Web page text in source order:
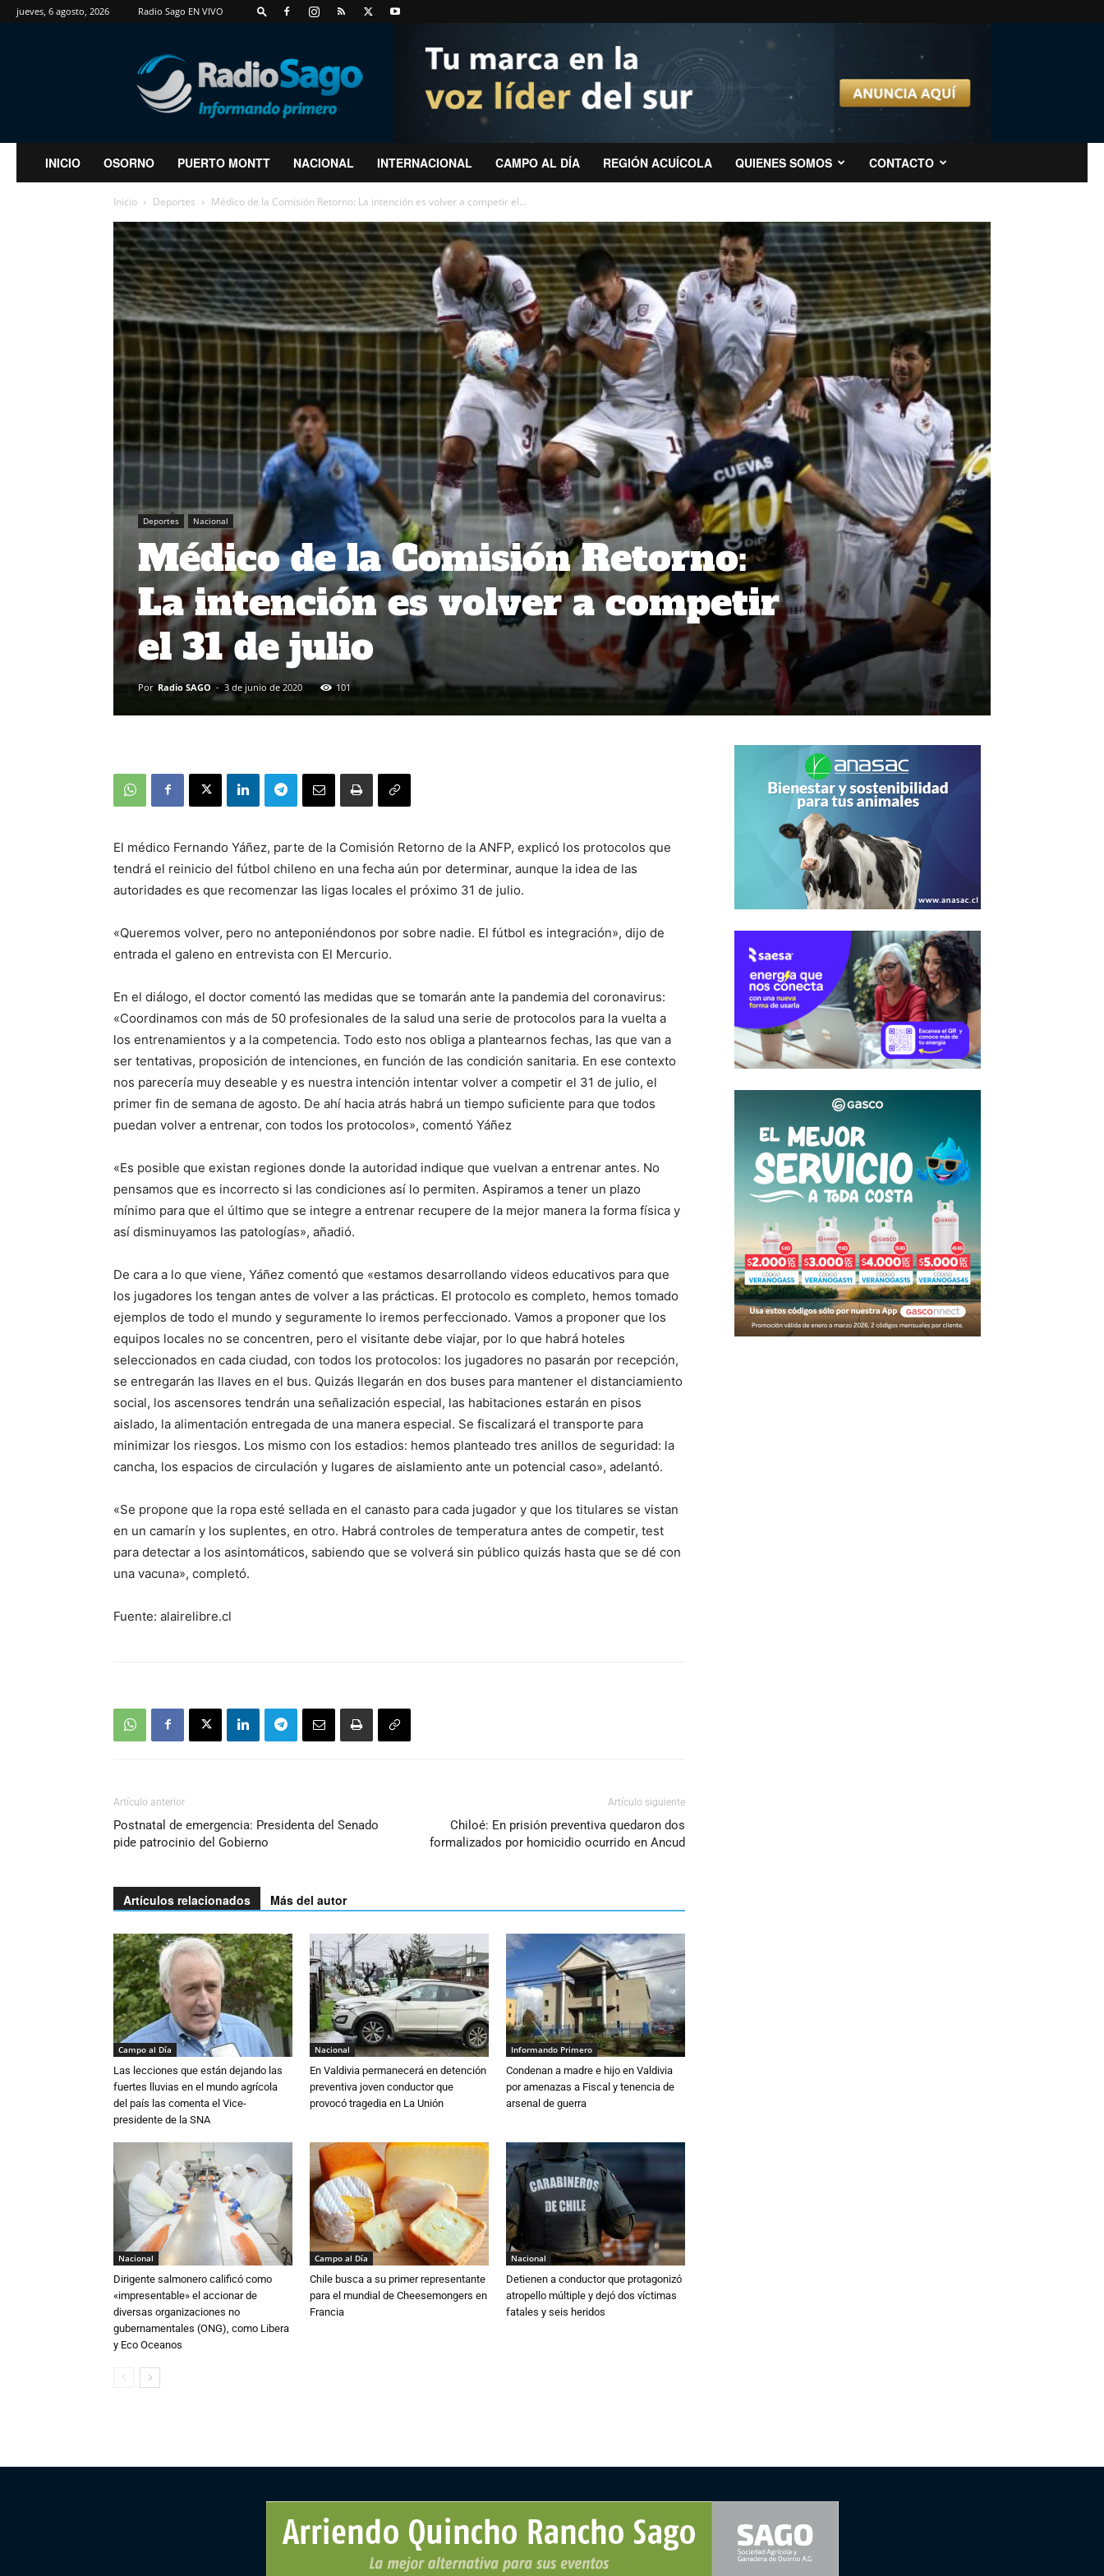
jueves, 6 agosto, 2026 Radio Sago EN VIVO
RadioSago
INICIO OSORNO PUERTO MONTT NACIONAL INTERNACIONAL CAMPO AL DÍA REGIÓN ACUÍCOLA QUIENES SOMOS CONTACTO
Inicio Deportes Médico de la Comisión Retorno: La intención es volver a competir el...
Deportes Nacional
Médico de la Comisión Retorno:
La intención es volver a competir
el 31 de julio
Por Radio SAGO - 3 de junio de 2020 101
El médico Fernando Yáñez, parte de la Comisión Retorno de la ANFP, explicó los protocolos que
tendrá el reinicio del fútbol chileno en una fecha aún por determinar, aunque la idea de las
autoridades es que recomenzar las ligas locales el próximo 31 de julio.
«Queremos volver, pero no anteponiéndonos por sobre nadie. El fútbol es integración», dijo de
entrada el galeno en entrevista con El Mercurio.
En el diálogo, el doctor comentó las medidas que se tomarán ante la pandemia del coronavirus:
«Coordinamos con más de 50 profesionales de la salud una serie de protocolos para la vuelta a
los entrenamientos y a la competencia. Todo esto nos obliga a plantearnos fechas, las que van a
ser tentativas, proposición de intenciones, en función de las condición sanitaria. En ese contexto
nos parecería muy deseable y es nuestra intención intentar volver a competir el 31 de julio, el
primer fin de semana de agosto. De ahí hacia atrás habrá un tiempo suficiente para que todos
puedan volver a entrenar, con todos los protocolos», comentó Yáñez
«Es posible que existan regiones donde la autoridad indique que vuelvan a entrenar antes. No
pensamos que es incorrecto si las condiciones así lo permiten. Aspiramos a tener un plazo
mínimo para que el último que se integre a entrenar recupere de la mejor manera la forma física y
así disminuyamos las patologías», añadió.
De cara a lo que viene, Yáñez comentó que «estamos desarrollando videos educativos para que
los jugadores los tengan antes de volver a las prácticas. El protocolo es completo, hemos tomado
ejemplos de todo el mundo y seguramente lo iremos perfeccionado. Vamos a proponer que los
equipos locales no se concentren, pero el visitante debe viajar, por lo que habrá hoteles
seleccionados en cada ciudad, con todos los protocolos: los jugadores no pasarán por recepción,
se entregarán las llaves en el bus. Quizás llegarán en dos buses para mantener el distanciamiento
social, los ascensores tendrán una señalización especial, las habitaciones estarán en pisos
aislado, la alimentación entregada de una manera especial. Se fiscalizará el transporte para
minimizar los riesgos. Los mismo con los estadios: hemos planteado tres anillos de seguridad: la
cancha, los espacios de circulación y lugares de aislamiento ante un potencial caso», adelantó.
«Se propone que la ropa esté sellada en el canasto para cada jugador y que los titulares se vistan
en un camarín y los suplentes, en otro. Habrá controles de temperatura antes de competir, test
para detectar a los asintomáticos, sabiendo que se volverá sin público quizás hasta que se dé con
una vacuna», completó.
Fuente: alairelibre.cl
Artículo anterior
Postnatal de emergencia: Presidenta del Senado
pide patrocinio del Gobierno
Artículo siguiente
Chiloé: En prisión preventiva quedaron dos
formalizados por homicidio ocurrido en Ancud
Artículos relacionados Más del autor
Campo al Día
Las lecciones que están dejando las
fuertes lluvias en el mundo agrícola
del país las comenta el Vice-
presidente de la SNA
Nacional
En Valdivia permanecerá en detención
preventiva joven conductor que
provocó tragedia en La Unión
Informando Primero
Condenan a madre e hijo en Valdivia
por amenazas a Fiscal y tenencia de
arsenal de guerra
Nacional
Dirigente salmonero calificó como
«impresentable» el accionar de
diversas organizaciones no
gubernamentales (ONG), como Libera
y Eco Oceanos
Campo al Día
Chile busca a su primer representante
para el mundial de Cheesemongers en
Francia
Nacional
Detienen a conductor que protagonizó
atropello múltiple y dejó dos víctimas
fatales y seis heridos